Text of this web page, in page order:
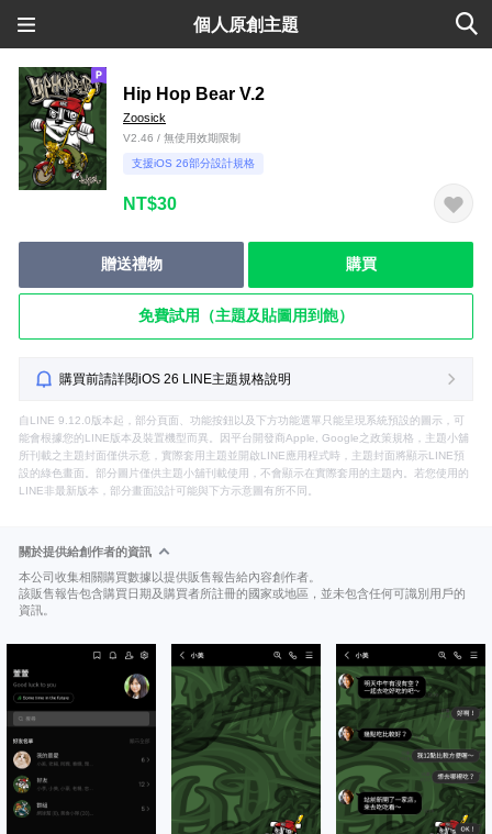
個人原創主題
Hip Hop Bear V.2
Zoosick
V2.46 / 無使用效期限制
支援iOS 26部分設計規格
NT$30
贈送禮物 購買
免費試用（主題及貼圖用到飽）
購買前請詳閱iOS 26 LINE主題規格說明
自LINE 9.12.0版本起，部分頁面、功能按鈕以及下方功能選單只能呈現系統預設的圖示，可
能會根據您的LINE版本及裝置機型而異。因平台開發商Apple, Google之政策規格，主題小舖
所刊載之主題封面僅供示意，實際套用主題並開啟LINE應用程式時，主題封面將顯示LINE預
設的綠色畫面。部分圖片僅供主題小舖刊載使用，不會顯示在實際套用的主題內。若您使用的
LINE非最新版本，部分畫面設計可能與下方示意圖有所不同。
關於提供給創作者的資訊
本公司收集相關購買數據以提供販售報告給內容創作者。
該販售報告包含購買日期及購買者所註冊的國家或地區，並未包含任何可識別用戶的
資訊。